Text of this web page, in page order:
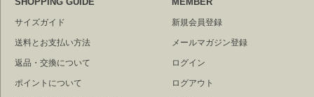
サイズガイド
送料とお支払い方法
返品・交換について
ポイントについて
新規会員登録
メールマガジン登録
ログイン
ログアウト